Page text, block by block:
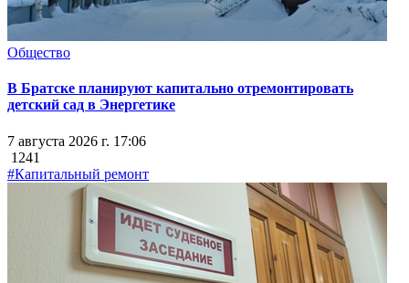
Общество
В Братске планируют капитально отремонтировать
детский сад в Энергетике
7 августа 2026 г. 17:06
1241
#Капитальный ремонт